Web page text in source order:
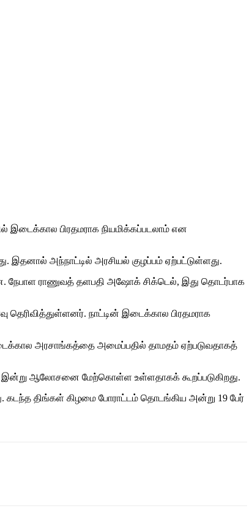
இடைக்கால பிரதமராக நியமிக்கப்படலாம் என
இதனால் அந்​நாட்​டில் அரசி​யல் குழப்​பம் ஏற்பட்டுள்ளது.
நேபாள ராணுவத் தளபதி அஷோக் சிக்டெல், இது தொடர்பாக
தெரிவித்துள்ளனர். நாட்டின் இடைக்கால பிரதமராக
அரசாங்கத்தை அமைப்பதில் தாமதம் ஏற்படுவதாகத்
இன்று ஆலோசனை மேற்கொள்ள உள்ளதாகக் கூறப்படுகிறது.
கடந்த திங்கள் கிழமை போராட்டம் தொடங்கிய அன்று 19 பேர்